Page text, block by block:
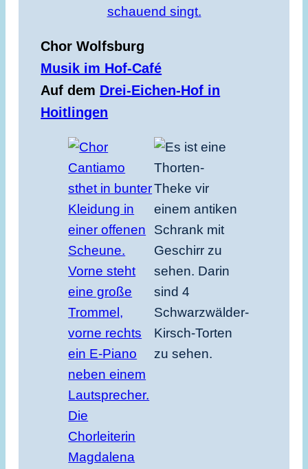
Chor Wolfsburg
Musik im Hof-Café
Auf dem Drei-Eichen-Hof in
Hoitlingen